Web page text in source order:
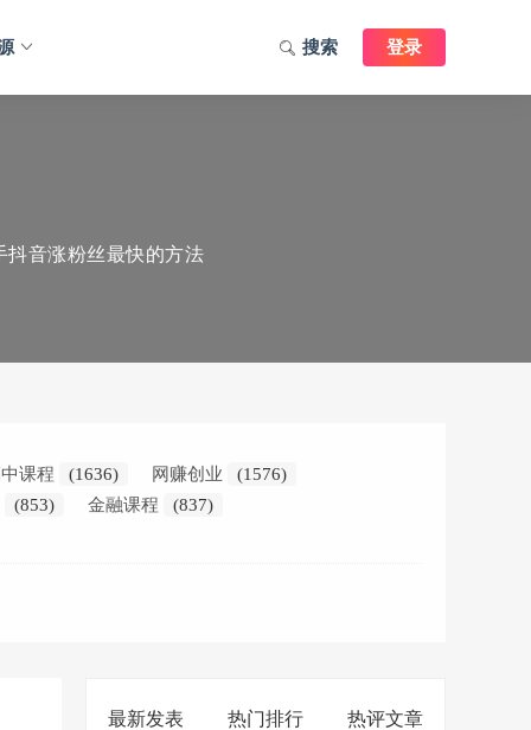
登录
搜索
抖音涨粉丝最快的方法
课程 (1636) 网赚创业
(1576)
(853) 金融课程
(837)
最新发表 热门排行 热评文章